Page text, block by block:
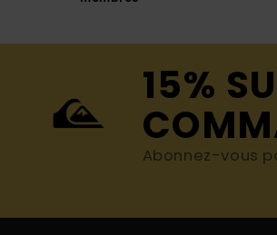
15%
Abonnez-vous